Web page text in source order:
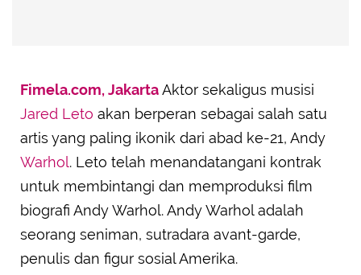
Fimela.com, JakartaAktor sekaligus musisi
Jared Leto akan berperan sebagai salah satu
artis yang paling ikonik dari abad ke-21, Andy
Warhol. Leto telah menandatangani kontrak
untuk membintangi dan memproduksi film
biografi Andy Warhol. Andy Warhol adalah
seorang seniman, sutradara avant-garde,
penulis dan figur sosial Amerika.